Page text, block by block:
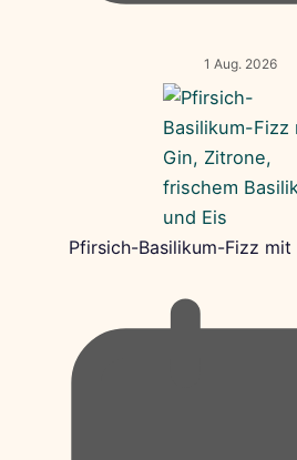
1 Aug. 2026
Pfirsich-Basilikum-Fizz